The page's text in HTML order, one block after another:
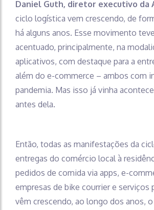
Daniel Guth, diretor executivo da
ciclo logística vem crescendo, de
há alguns anos. Esse movimento
acentuado, principalmente, na
aplicativos, com destaque para a
além do e-commerce – ambos com
pandemia. Mas isso já vinha
antes dela.
Então, todas as manifestações da
entregas do comércio local à
pedidos de comida via apps, e-
empresas de bike courrier e serviços
vêm crescendo, ao longo dos anos,